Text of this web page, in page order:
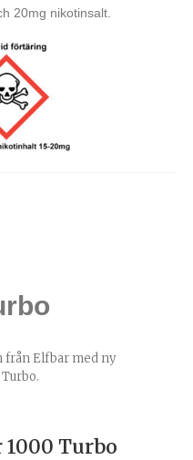
20mg nikotinsalt.
från Elfbar med ny
Turbo